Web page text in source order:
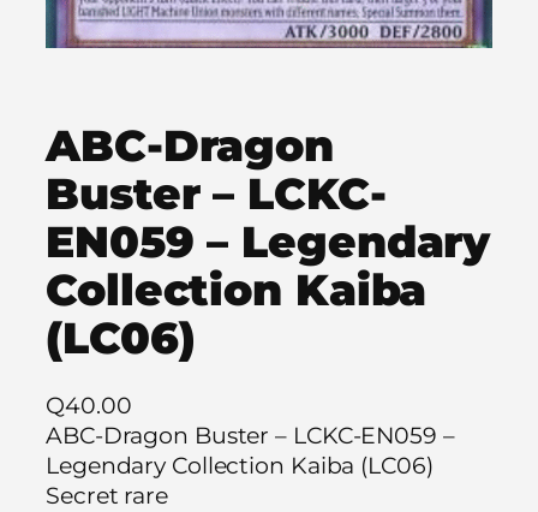
ABC-Dragon
Buster – LCKC-
EN059 – Legendary
Collection Kaiba
(LC06)
Q40.00
ABC-Dragon Buster – LCKC-EN059 –
Legendary Collection Kaiba (LC06)
Secret rare